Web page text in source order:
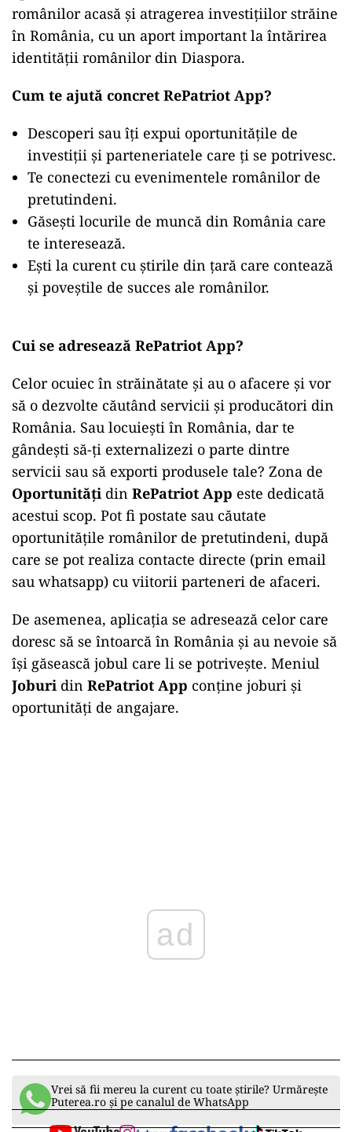
românilor acasă și atragerea investițiilor străine
în România, cu un aport important la întărirea
identității românilor din Diaspora.
Cum te ajută concret RePatriot App?
Descoperi sau îți expui oportunitățile de
investiții și parteneriatele care ți se potrivesc.
Te conectezi cu evenimentele românilor de
pretutindeni.
Găsești locurile de muncă din România care
te interesează.
Ești la curent cu știrile din țară care contează
și poveștile de succes ale românilor.
Cui se adresează RePatriot App?
Celor ocuiec în străinătate și au o afacere și vor
să o dezvolte căutând servicii și producători din
România. Sau locuiești în România, dar te
gândești să-ți externalizezi o parte dintre
servicii sau să exporti produsele tale? Zona de
Oportunități din RePatriot App este dedicată
acestui scop. Pot fi postate sau căutate
oportunitățile românilor de pretutindeni, după
care se pot realiza contacte directe (prin email
sau whatsapp) cu viitorii parteneri de afaceri.
De asemenea, aplicația se adresează celor care
doresc să se întoarcă în România și au nevoie să
își găsească jobul care li se potrivește. Meniul
Joburi din RePatriot App conține joburi și
oportunități de angajare.
ad
Vrei să fii mereu la curent cu toate știrile? Urmărește
Puterea.ro și pe canalul de WhatsApp